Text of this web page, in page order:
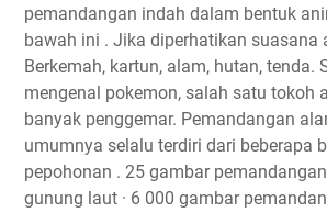
pemandangan indah dalam bentuk
bawah ini . Jika diperhatikan suasana
Berkemah, kartun, alam, hutan, tenda.
mengenal pokemon, salah satu tokoh
banyak penggemar. Pemandangan
umumnya selalu terdiri dari beberapa
pepohonan . 25 gambar
gunung laut · 6 000 gambar